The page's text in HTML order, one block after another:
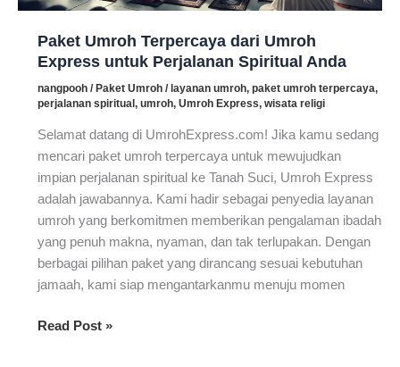
Paket Umroh Terpercaya dari Umroh
Express untuk Perjalanan Spiritual Anda
nangpooh /Paket Umroh/layanan umroh, paket umroh terpercaya,
perjalanan spiritual, umroh, Umroh Express, wisata religi
Selamat datang di UmrohExpress.com! Jika kamu sedang
mencari paket umroh terpercaya untuk mewujudkan
impian perjalanan spiritual ke Tanah Suci, Umroh Express
adalah jawabannya. Kami hadir sebagai penyedia layanan
umroh yang berkomitmen memberikan pengalaman ibadah
yang penuh makna, nyaman, dan tak terlupakan. Dengan
berbagai pilihan paket yang dirancang sesuai kebutuhan
jamaah, kami siap mengantarkanmu menuju momen
Paket
Read Post »